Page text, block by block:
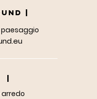
|
|